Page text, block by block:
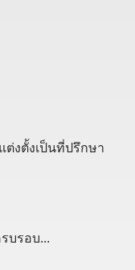
งตั้งเป็นที่ปรึกษา
บรอบ...